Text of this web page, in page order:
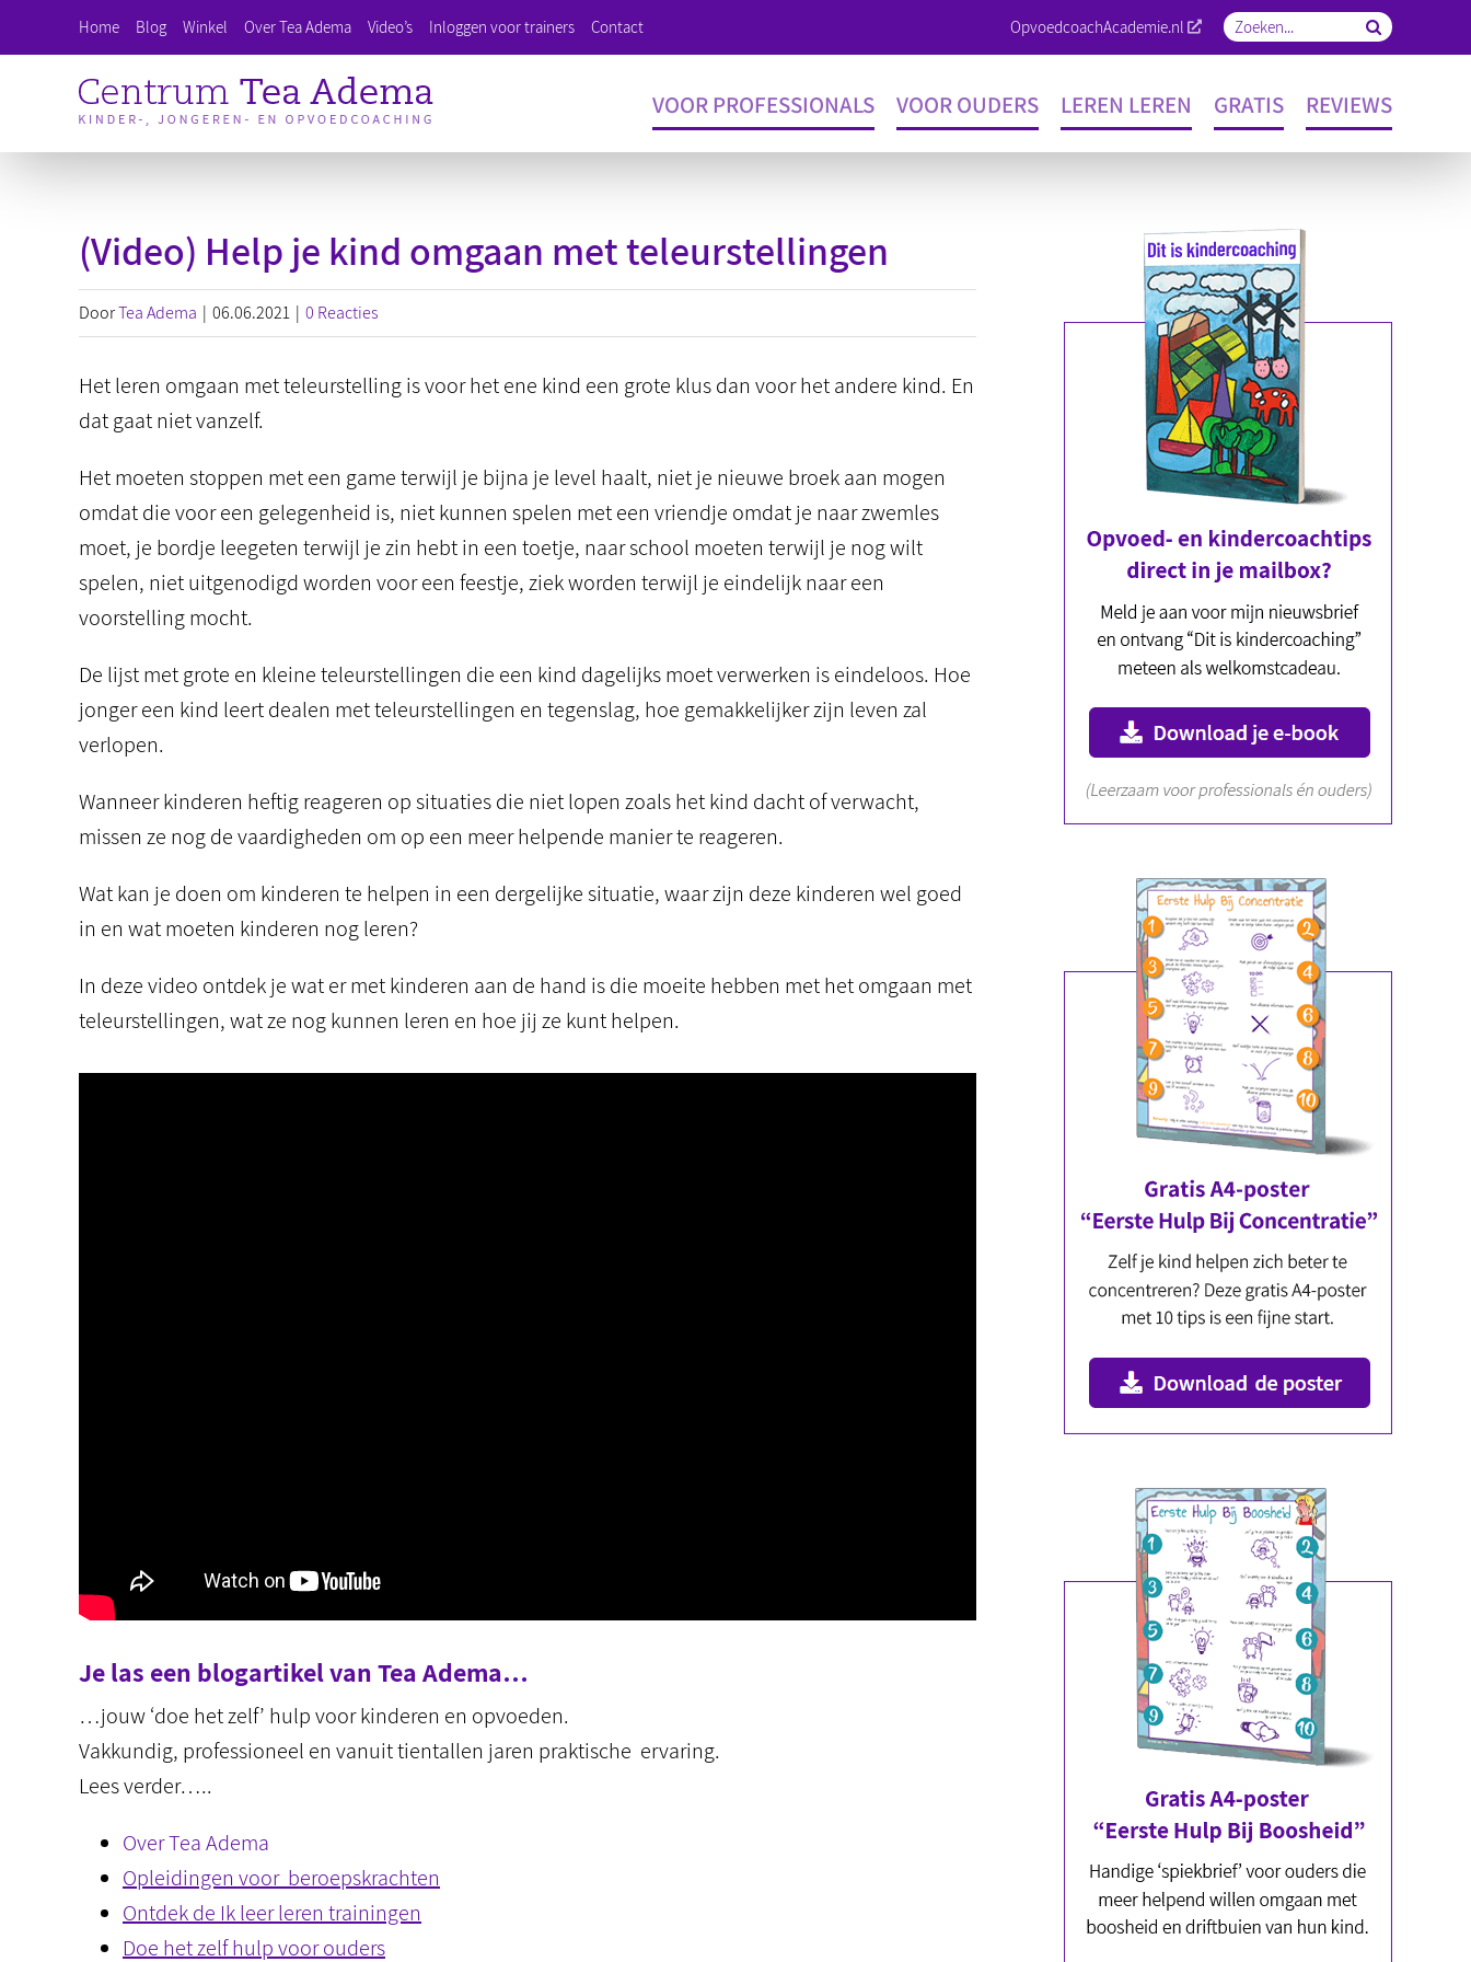
naar
Home Blog Winkel Over Tea Adema Video’s Inloggen voor trainers Contact OpvoedcoachAcademie.nl Zoeken
VOOR PROFESSIONALS VOOR OUDERS LEREN LEREN GRATIS REVIEWS
(Video) Help je kind omgaan met teleurstellingen
DoorTea Adema | 06.06.2021 | 0 Reacties
Het leren omgaan met teleurstelling is voor het ene kind een grote klus dan voor het andere kind. En
dat gaat niet vanzelf.
Het moeten stoppen met een game terwijl je bijna je level haalt, niet je nieuwe broek aan mogen
omdat die voor een gelegenheid is, niet kunnen spelen met een vriendje omdat je naar zwemles
moet, je bordje leegeten terwijl je zin hebt in een toetje, naar school moeten terwijl je nog wilt
spelen, niet uitgenodigd worden voor een feestje, ziek worden terwijl je eindelijk naar een
voorstelling mocht.
De lijst met grote en kleine teleurstellingen die een kind dagelijks moet verwerken is eindeloos. Hoe
jonger een kind leert dealen met teleurstellingen en tegenslag, hoe gemakkelijker zijn leven zal
verlopen.
Wanneer kinderen heftig reageren op situaties die niet lopen zoals het kind dacht of verwacht,
missen ze nog de vaardigheden om op een meer helpende manier te reageren.
Wat kan je doen om kinderen te helpen in een dergelijke situatie, waar zijn deze kinderen wel goed
in en wat moeten kinderen nog leren?
In deze video ontdek je wat er met kinderen aan de hand is die moeite hebben met het omgaan met
teleurstellingen, wat ze nog kunnen leren en hoe jij ze kunt helpen.
Je las een blogartikel van Tea Adema…
…jouw ‘doe het zelf’ hulp voor kinderen en opvoeden.
Vakkundig, professioneel en vanuit tientallen jaren praktische ervaring.
Lees verder…..
Over Tea Adema
Opleidingen voor beroepskrachten
Ontdek de Ik leer leren trainingen
Doe het zelf hulp voor ouders